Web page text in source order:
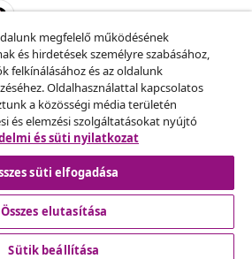
elállás
lemondására vonatkozó
való elállás
megfelelő működésének
és hirdetések személyre szabásához,
felkínálásához és az oldalunk
Oldalhasználattal kapcsolatos
a közösségi média területén
és elemzési szolgáltatásokat nyújtó
és süti nyilatkozat
süti elfogadása
Összes elutasítása
Sütik beállítása